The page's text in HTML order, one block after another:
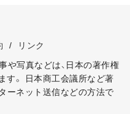
/
リンク
や写真などは、日本の著作権
す。
日本商工会議所など著
ーネット送信などの方法で